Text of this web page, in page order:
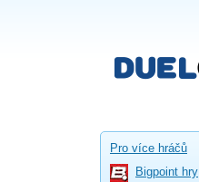
Pro více hráčů
Bigpoint hry